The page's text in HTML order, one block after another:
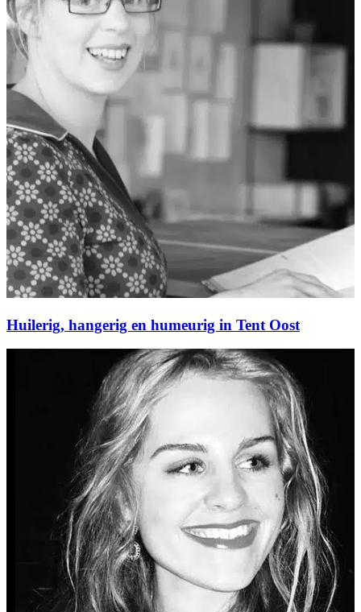
Huilerig, hangerig en humeurig in Tent Oost